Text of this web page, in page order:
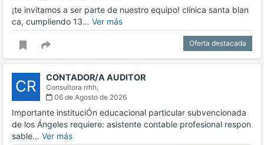
¡te invitamos a ser parte de nuestro equipo! clínica santa blan
ca, cumpliendo 13… Ver más
Oferta destacada
CR CONTADOR/A AUDITOR
Consultora rrhh,
06 de Agosto de 2026
Importante instituciÓn educacional particular subvencionada
de los Ángeles requiere: asistente contable profesional respon
sable… Ver más